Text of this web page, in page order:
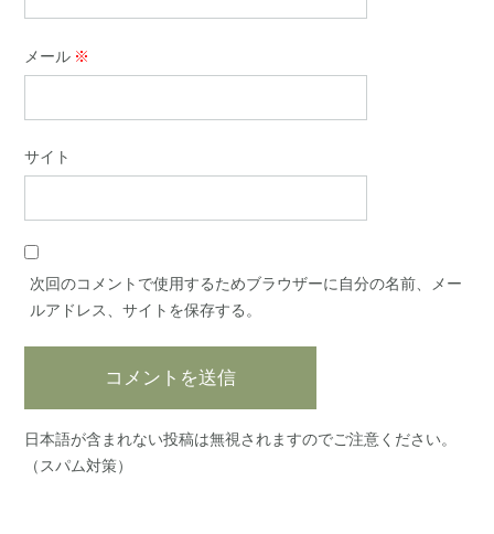
メール ※
サイト
次回のコメントで使用するためブラウザーに自分の名前、メー
ルアドレス、サイトを保存する。
日本語が含まれない投稿は無視されますのでご注意ください。
（スパム対策）